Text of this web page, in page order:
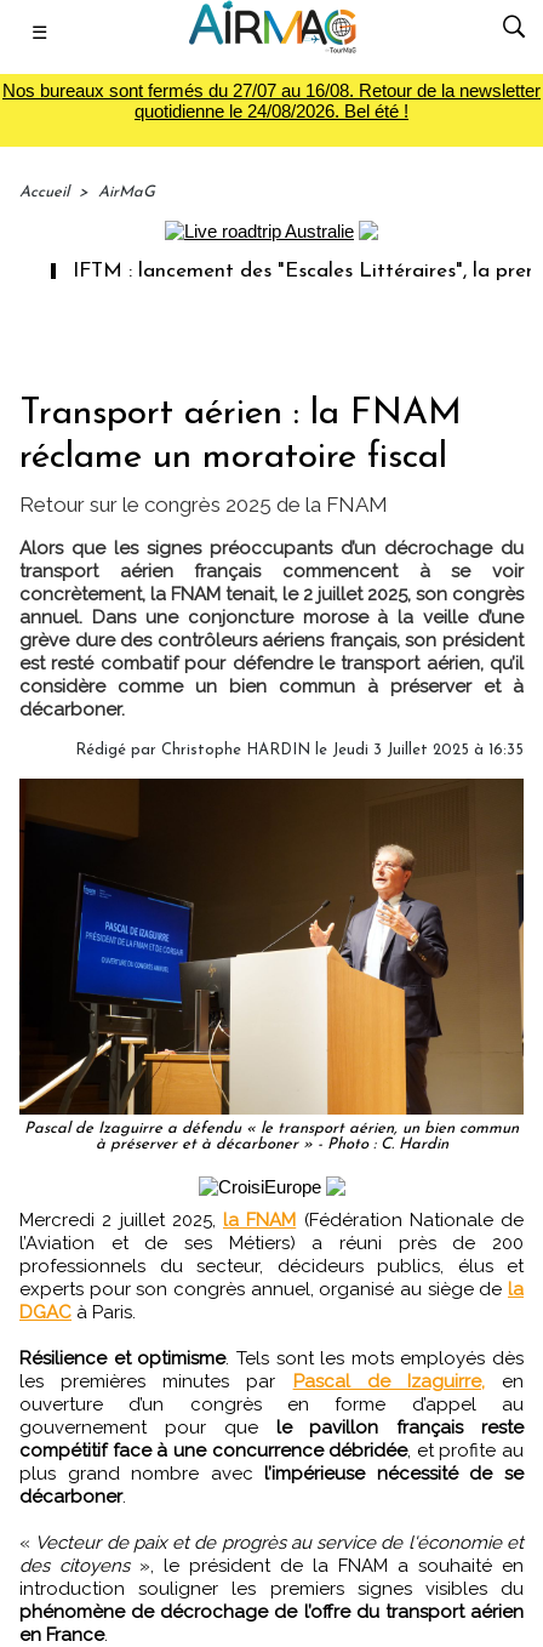
☰
Nos bureaux sont fermés du 27/07 au 16/08. Retour de la newsletter
quotidienne le 24/08/2026. Bel été !
Accueil > AirMaG
: lancement des "Escales Littéraires", la première
Transport aérien : la FNAM
réclame un moratoire fiscal
Retour sur le congrès 2025 de la FNAM
Alors que les signes préoccupants d’un décrochage du
transport aérien français commencent à se voir
concrètement, la FNAM tenait, le 2 juillet 2025, son congrès
annuel. Dans une conjoncture morose à la veille d’une
grève dure des contrôleurs aériens français, son président
est resté combatif pour défendre le transport aérien, qu’il
considère comme un bien commun à préserver et à
décarboner.
Rédigé par Christophe HARDIN le Jeudi 3 Juillet 2025 à 16:35
Pascal de Izaguirre a défendu « le transport aérien, un bien commun
à préserver et à décarboner » - Photo : C. Hardin
Mercredi 2 juillet 2025, la FNAM (Fédération Nationale de
l’Aviation et de ses Métiers) a réuni près de 200
professionnels du secteur, décideurs publics, élus et
experts pour son congrès annuel, organisé au siège de la
DGAC à Paris.
Résilience et optimisme. Tels sont les mots employés dès
les premières minutes par Pascal de Izaguirre,en
ouverture d’un congrès en forme d’appel au
gouvernement pour que le pavillon français reste
compétitif face à une concurrence débridée, et profite au
plus grand nombre avecl’impérieuse nécessité de se
décarboner.
« Vecteur de paix et de progrès au service de l'économie et
des citoyens », le président de la FNAM a souhaité en
introduction souligner les premiers signes visibles du
phénomène de décrochage de l’offre du transport aérien
en France.